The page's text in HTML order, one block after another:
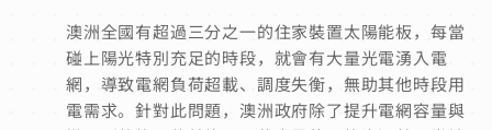
澳洲全國有超過三分之一的住家裝置太陽能板，每當
碰上陽光特別充足的時段，就會有大量光電湧入電
網，導致電網負荷超載、調度失衡，無助其他時段用
電需求。針對此問題，澳洲政府除了提升電網容量與